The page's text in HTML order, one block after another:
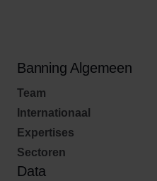
Banning Algemeen
Team
Internationaal
Expertises
Sectoren
Data